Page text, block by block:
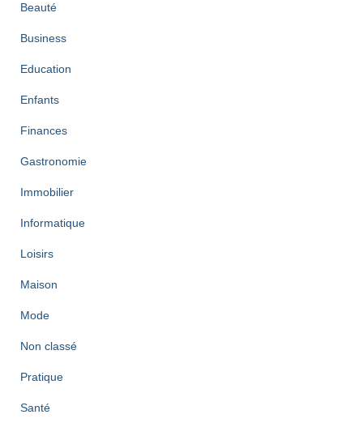
Beauté
Business
Education
Enfants
Finances
Gastronomie
Immobilier
Informatique
Loisirs
Maison
Mode
Non classé
Pratique
Santé